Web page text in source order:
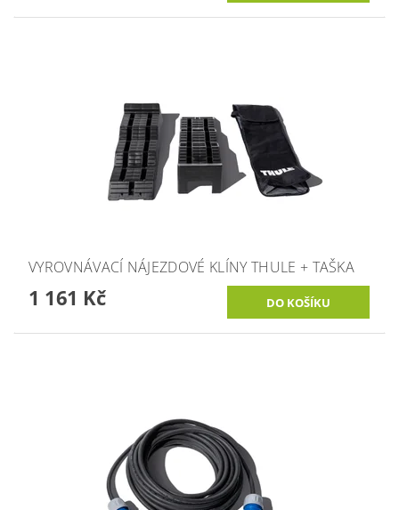
VYROVNÁVACÍ NÁJEZDOVÉ KLÍNY THULE + TAŠKA
1 161 Kč